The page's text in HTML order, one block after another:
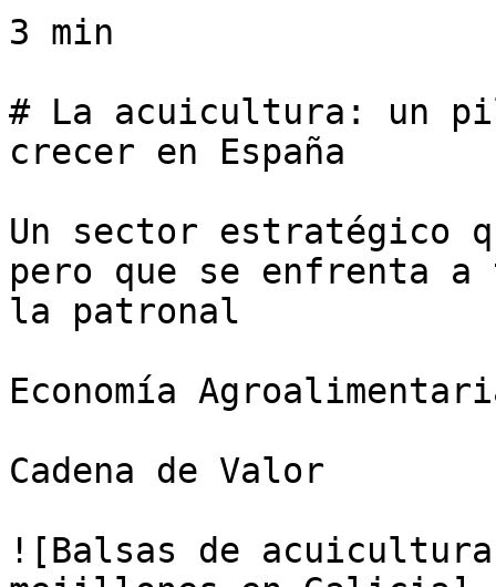
3 min
# La acuicultura: un
crecer en España
Un sector estratégico
pero que se enfrenta
la patronal
Economía
Cadena de Valor
![Balsas de